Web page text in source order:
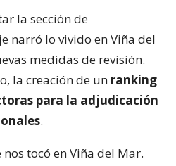
la sección de
narró lo vivido en Viña del
medidas de revisión.
la creación de un ranking
para la adjudicación
.
tocó en Viña del Mar.